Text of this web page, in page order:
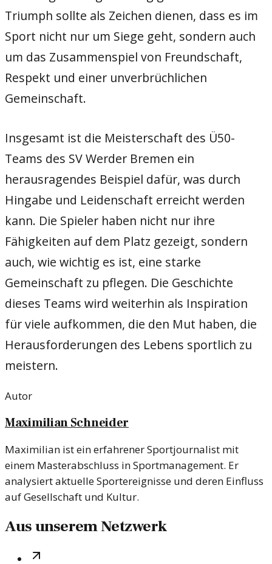
Triumph sollte als Zeichen dienen, dass es im
Sport nicht nur um Siege geht, sondern auch
um das Zusammenspiel von Freundschaft,
Respekt und einer unverbrüchlichen
Gemeinschaft.
Insgesamt ist die Meisterschaft des Ü50-
Teams des SV Werder Bremen ein
herausragendes Beispiel dafür, was durch
Hingabe und Leidenschaft erreicht werden
kann. Die Spieler haben nicht nur ihre
Fähigkeiten auf dem Platz gezeigt, sondern
auch, wie wichtig es ist, eine starke
Gemeinschaft zu pflegen. Die Geschichte
dieses Teams wird weiterhin als Inspiration
für viele aufkommen, die den Mut haben, die
Herausforderungen des Lebens sportlich zu
meistern.
Autor
Maximilian Schneider
Maximilian ist ein erfahrener Sportjournalist mit
einem Masterabschluss in Sportmanagement. Er
analysiert aktuelle Sportereignisse und deren Einfluss
auf Gesellschaft und Kultur.
Aus unserem Netzwerk